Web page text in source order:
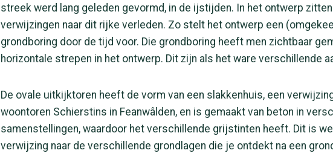
streek werd lang geleden gevormd, in de ijstijden. In het ontwerp
verwijzingen naar dit rijke verleden. Zo stelt het ontwerp een
grondboring door de tijd voor. Die grondboring heeft men zichtbaar
horizontale strepen in het ontwerp. Dit zijn als het ware verschillende
De ovale uitkijktoren heeft de vorm van een slakkenhuis, een
woontoren Schierstins in Feanwâlden, en is gemaakt van beton in
samenstellingen, waardoor het verschillende grijstinten heeft. Dit is
verwijzing naar de verschillende grondlagen die je ontdekt na een